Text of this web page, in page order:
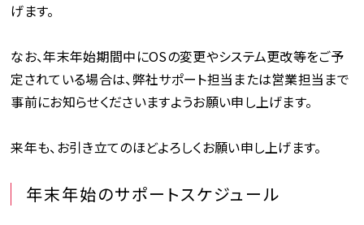
げます。
なお、年末年始期間中にOSの変更やシステム更改等をご予
定されている場合は、弊社サポート担当または営業担当まで
事前にお知らせくださいますようお願い申し上げます。
来年も、お引き立てのほどよろしくお願い申し上げます。
年末年始のサポートスケジュール